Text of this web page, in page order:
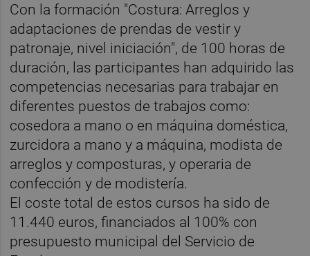
Con la formación "Costura: Arreglos y
adaptaciones de prendas de vestir y
patronaje, nivel iniciación", de 100 horas de
duración, las participantes han adquirido las
competencias necesarias para trabajar en
diferentes puestos de trabajos como:
cosedora a mano o en máquina doméstica,
zurcidora a mano y a máquina, modista de
arreglos y composturas, y operaria de
confección y de modistería.
El coste total de estos cursos ha sido de
11.440 euros, financiados al 100% con
presupuesto municipal del Servicio de